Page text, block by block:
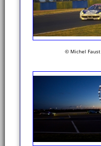
© Michel Faust